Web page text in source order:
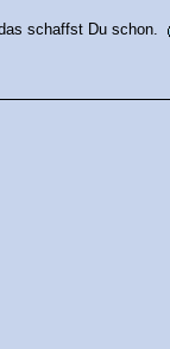
das schaffst Du schon.